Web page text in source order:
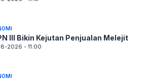
III Bikin Kejutan Penjualan Melejit
2026 - 11.00